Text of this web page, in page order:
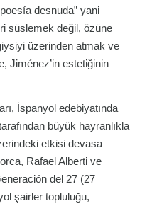
desnuda” yani
süslemek değil, özüne
üzerinden atmak ve
Jiménez’in estetiğinin
İspanyol edebiyatında
büyük hayranlıkla
etkisi devasa
Rafael Alberti ve
del 27 (27
şairler topluluğu,